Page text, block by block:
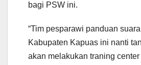
bagi PSW ini.
“Tim pesparawi panduan
Kabupaten Kapuas ini nanti
akan melakukan traning